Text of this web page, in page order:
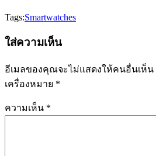
Tags:Smartwatches
ใส่ความเห็น
อีเมลของคุณจะไม่แสดงให้คนอื่นเห็น
เครื่องหมาย *
ความเห็น *